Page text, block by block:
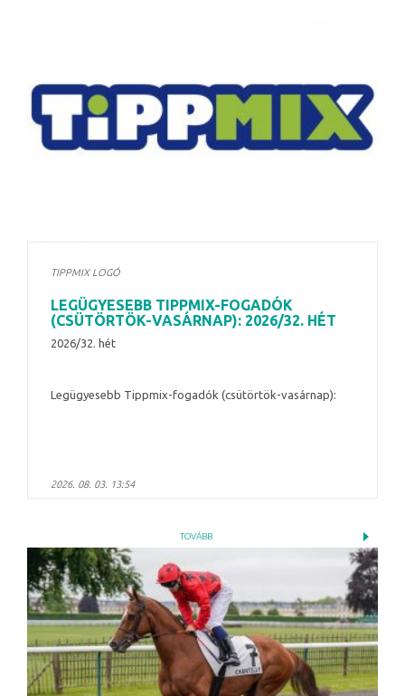
TIPPMIX LOGÓ
LEGÜGYESEBB TIPPMIX-FOGADÓK
(CSÜTÖRTÖK-VASÁRNAP): 2026/32. HÉT
2026/32. hét
Legügyesebb Tippmix-fogadók (csütörtök-vasárnap):
2026. 08. 03. 13:54
TOVÁBB